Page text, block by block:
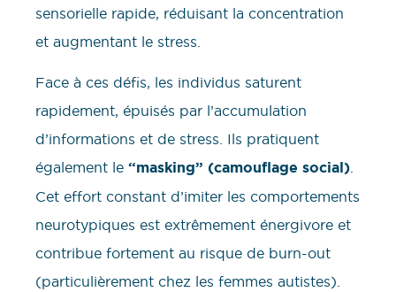
sensorielle rapide, réduisant la concentration
et augmentant le stress.
Face à ces défis, les individus saturent
rapidement, épuisés par l’accumulation
d’informations et de stress. Ils pratiquent
également le “masking” (camouflage social).
Cet effort constant d’imiter les comportements
neurotypiques est extrêmement énergivore et
contribue fortement au risque de burn-out
(particulièrement chez les femmes autistes).